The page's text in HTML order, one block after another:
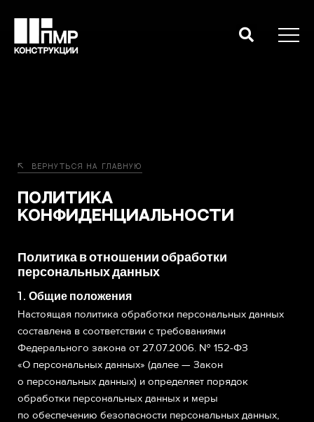
Вернуться на главную
Политика
конфиденциальности
Политика в отношении обработки
персональных данных
1. Общие положения
Настоящая политика обработки персональных данных
составлена в соответствии с требованиями
Федерального закона от 27.07.2006. № 152-ФЗ
«О персональных данных» (далее — Закон
о персональных данных) и определяет порядок
обработки персональных данных и меры
по обеспечению безопасности персональных данных,